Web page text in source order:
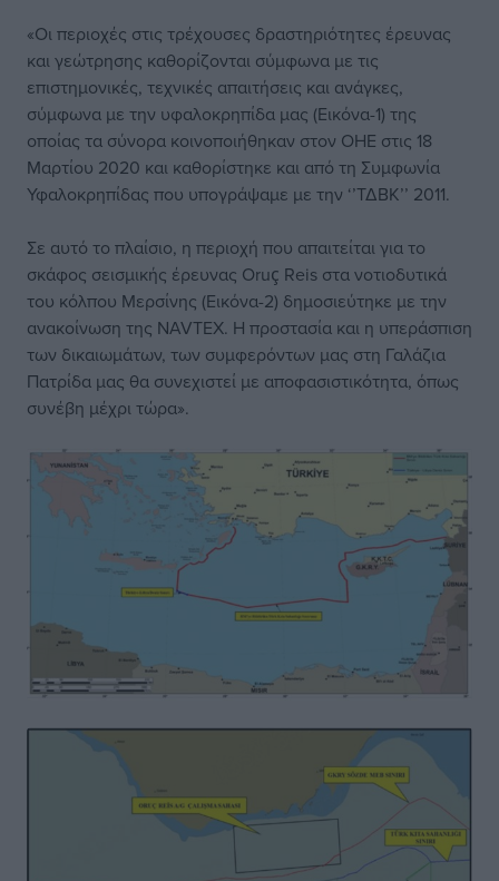
«Οι περιοχές στις τρέχουσες δραστηριότητες έρευνας
και γεώτρησης καθορίζονται σύμφωνα με τις
επιστημονικές, τεχνικές απαιτήσεις και ανάγκες,
σύμφωνα με την υφαλοκρηπίδα μας (Εικόνα-1) της
οποίας τα σύνορα κοινοποιήθηκαν στον ΟΗΕ στις 18
Μαρτίου 2020 και καθορίστηκε και από τη Συμφωνία
Υφαλοκρηπίδας που υπογράψαμε με την ‘’ΤΔΒΚ’’ 2011.
Σε αυτό το πλαίσιο, η περιοχή που απαιτείται για το
σκάφος σεισμικής έρευνας Oruç Reis στα νοτιοδυτικά
του κόλπου Mερσίνης (Εικόνα-2) δημοσιεύτηκε με την
ανακοίνωση της NAVTEX. Η προστασία και η υπεράσπιση
των δικαιωμάτων, των συμφερόντων μας στη Γαλάζια
Πατρίδα μας θα συνεχιστεί με αποφασιστικότητα, όπως
συνέβη μέχρι τώρα».